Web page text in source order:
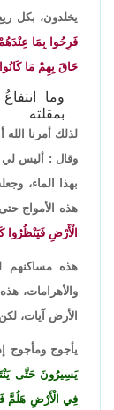
يخلدون، بكل
فَرِحُوا بِمَا
حَاقَ بِهِمْ مَا
وما
بمقلته
لذلك أمرنا
وقال : أليس لي
بهذا الماء،
هذه الأمواج
الْأَرْضِ فَيَنْظُرُوا
هذه مساكنهم
والأهرامات،
الأرض آيات،
يأجوج ومأجوج
يَسِيرُونَ حَتَّى
فِي الْأَرْضِ هَلُمَّ